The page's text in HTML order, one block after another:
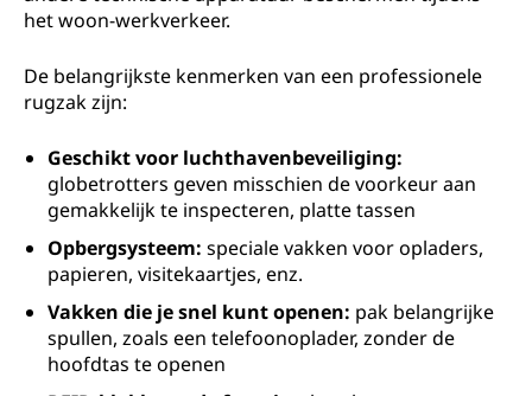
het woon-werkverkeer.
De belangrijkste kenmerken van een professionele
rugzak zijn:
Geschikt voor luchthavenbeveiliging:
globetrotters geven misschien de voorkeur aan
gemakkelijk te inspecteren, platte tassen
Opbergsysteem: speciale vakken voor opladers,
papieren, visitekaartjes, enz.
Vakken die je snel kunt openen: pak belangrijke
spullen, zoals een telefoonoplader, zonder de
hoofdtas te openen